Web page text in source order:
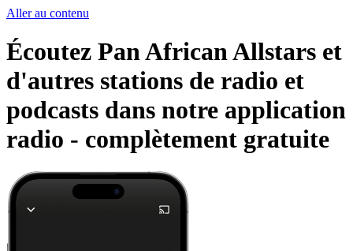
Aller au contenu
Écoutez Pan African Allstars et
d'autres stations de radio et
podcasts dans notre application
radio - complètement gratuite